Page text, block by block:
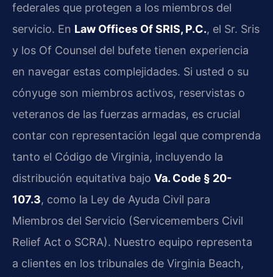
federales que protegen a los miembros del
servicio. En Law Offices Of SRIS, P.C., el Sr. Sris
y los Of Counsel del bufete tienen experiencia
en navegar estas complejidades. Si usted o su
cónyuge son miembros activos, reservistas o
veteranos de las fuerzas armadas, es crucial
contar con representación legal que comprenda
tanto el Código de Virginia, incluyendo la
distribución equitativa bajo Va. Code § 20-
107.3, como la Ley de Ayuda Civil para
Miembros del Servicio (Servicemembers Civil
Relief Act o SCRA). Nuestro equipo representa
a clientes en los tribunales de Virginia Beach,